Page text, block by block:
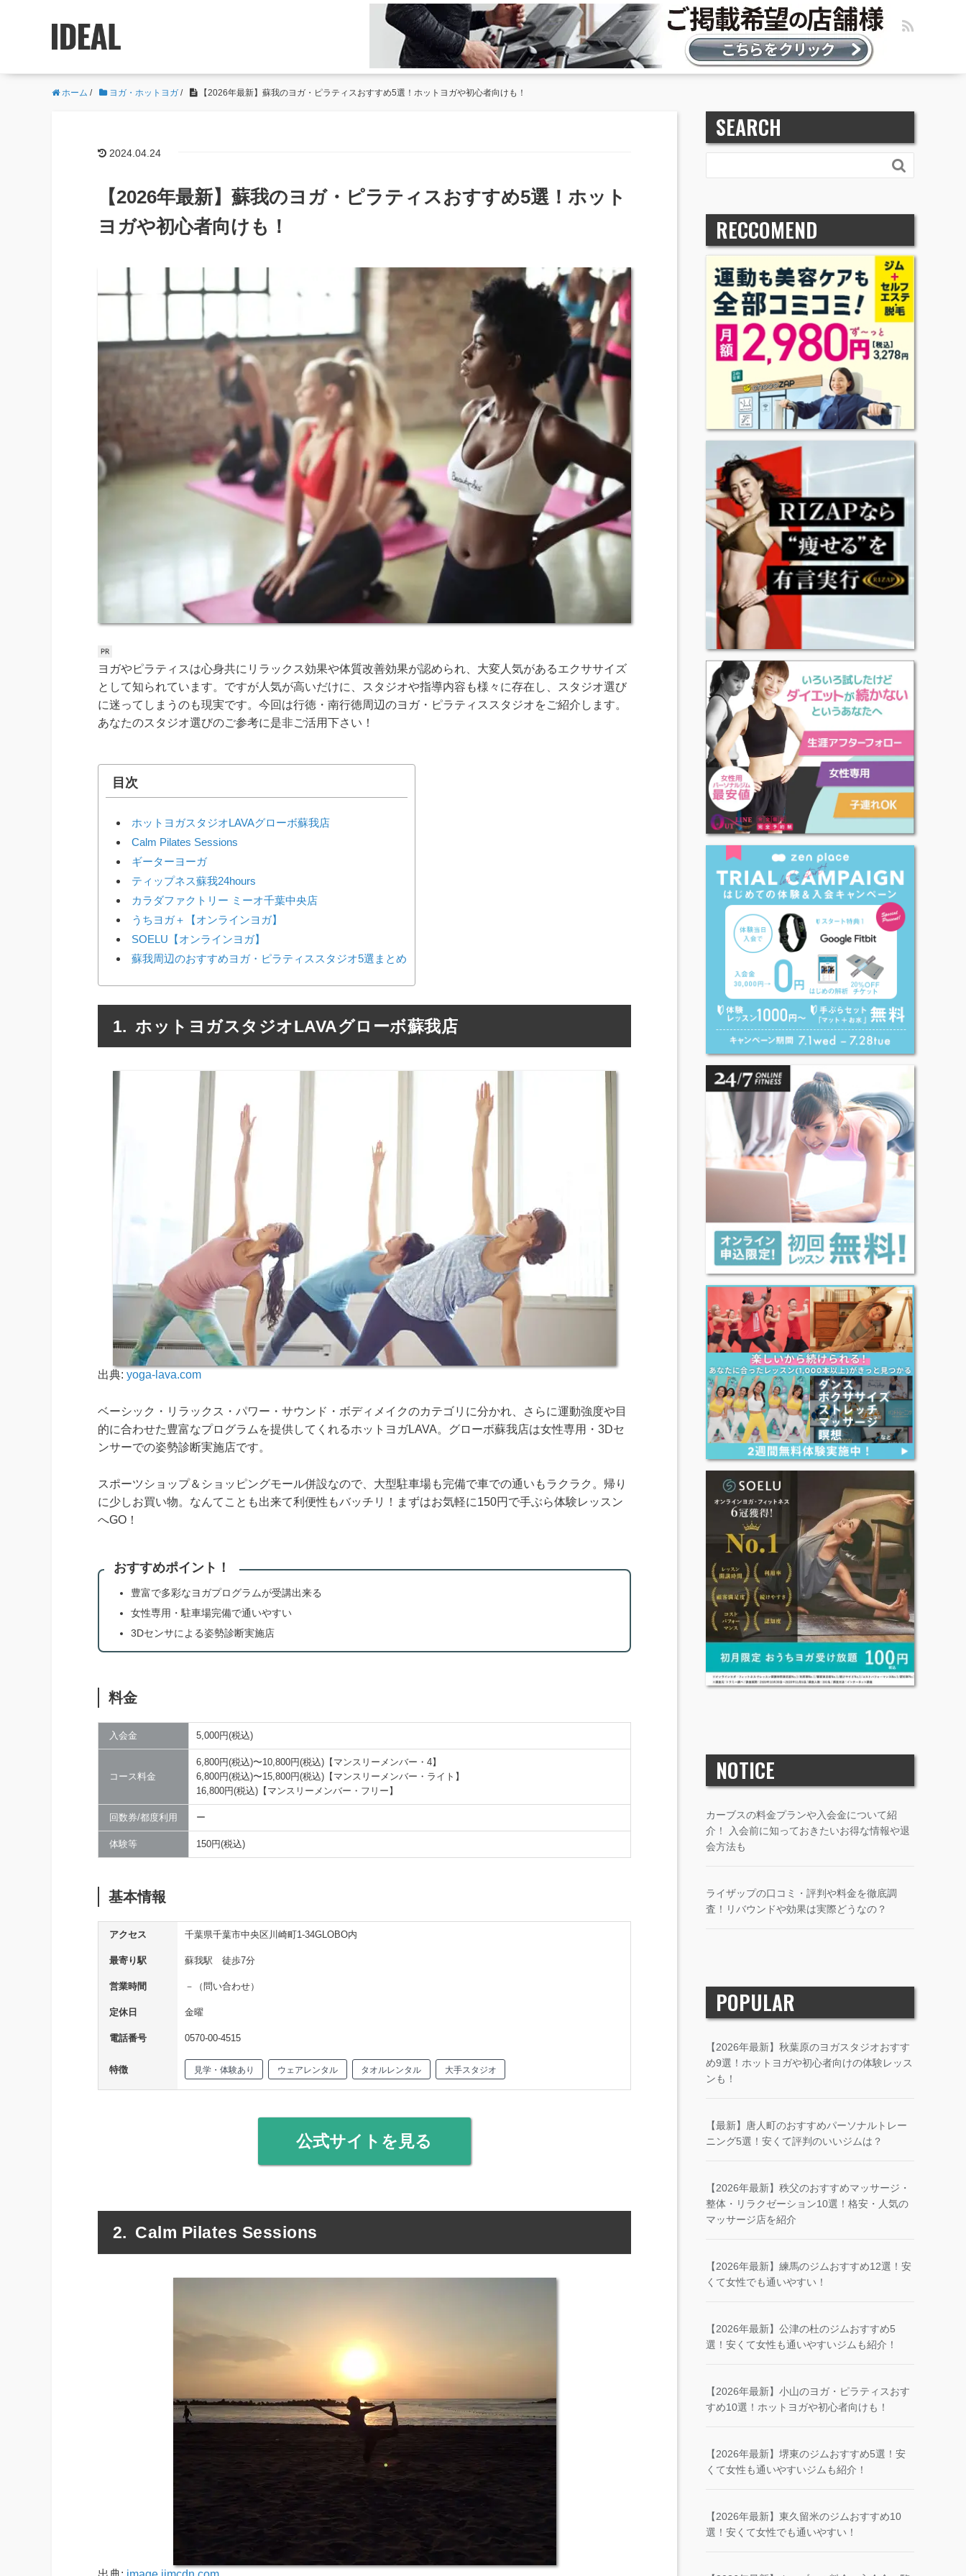
ホーム / ヨガ・ホットヨガ / 【2026年最新】蘇我のヨガ・ピラティスおすすめ5選！ホットヨガや初心者向けも！
2024.04.24
【2026年最新】蘇我のヨガ・ピラティスおすすめ5選！ホット
ヨガや初心者向けも！
ヨガやピラティスは心身共にリラックス効果や体質改善効果が認められ、大変人気があるエクササイズ
として知られています。ですが人気が高いだけに、スタジオや指導内容も様々に存在し、スタジオ選び
に迷ってしまうのも現実です。今回は行徳・南行徳周辺のヨガ・ピラティススタジオをご紹介します。
あなたのスタジオ選びのご参考に是非ご活用下さい！
目次
ホットヨガスタジオLAVAグローボ蘇我店
Calm Pilates Sessions
ギーターヨーガ
ティップネス蘇我24hours
カラダファクトリー ミーオ千葉中央店
うちヨガ＋【オンラインヨガ】
SOELU【オンラインヨガ】
蘇我周辺のおすすめヨガ・ピラティススタジオ5選まとめ
ホットヨガスタジオLAVAグローボ蘇我店
出典: yoga-lava.com
ベーシック・リラックス・パワー・サウンド・ボディメイクのカテゴリに分かれ、さらに運動強度や目
的に合わせた豊富なプログラムを提供してくれるホットヨガLAVA。グローボ蘇我店は女性専用・3Dセ
ンサーでの姿勢診断実施店です。
スポーツショップ＆ショッピングモール併設なので、大型駐車場も完備で車での通いもラクラク。帰り
に少しお買い物。なんてことも出来て利便性もバッチリ！まずはお気軽に150円で手ぶら体験レッスン
へGO！
おすすめポイント！
豊富で多彩なヨガプログラムが受講出来る
女性専用・駐車場完備で通いやすい
3Dセンサによる姿勢診断実施店
料金
入会金 5,000円(税込)
コース料金
6,800円(税込)〜10,800円(税込)【マンスリーメンバー・4】
6,800円(税込)〜15,800円(税込)【マンスリーメンバー・ライト】
16,800円(税込)【マンスリーメンバー・フリー】
回数券/都度利用 ー
体験等 150円(税込)
基本情報
アクセス 千葉県千葉市中央区川崎町1-34GLOBO内
最寄り駅 蘇我駅 徒歩7分
営業時間 －（問い合わせ）
定休日 金曜
電話番号 0570-00-4515
特徴 見学・体験あり ウェアレンタル タオルレンタル 大手スタジオ
公式サイトを見る
Calm Pilates Sessions
SEARCH

RECCOMEND
NOTICE
カーブスの料金プランや入会金について紹
介！ 入会前に知っておきたいお得な情報や退
会方法も
ライザップの口コミ・評判や料金を徹底調
査！リバウンドや効果は実際どうなの？
POPULAR
【2026年最新】秋葉原のヨガスタジオおすす
め9選！ホットヨガや初心者向けの体験レッス
ンも！
【最新】唐人町のおすすめパーソナルトレー
ニング5選！安くて評判のいいジムは？
【2026年最新】秩父のおすすめマッサージ・
整体・リラクゼーション10選！格安・人気の
マッサージ店を紹介
【2026年最新】練馬のジムおすすめ12選！安
くて女性でも通いやすい！
【2026年最新】公津の杜のジムおすすめ5
選！安くて女性も通いやすいジムも紹介！
【2026年最新】小山のヨガ・ピラティスおす
すめ10選！ホットヨガや初心者向けも！
【2026年最新】堺東のジムおすすめ5選！安
くて女性も通いやすいジムも紹介！
【2026年最新】東久留米のジムおすすめ10
選！安くて女性でも通いやすい！